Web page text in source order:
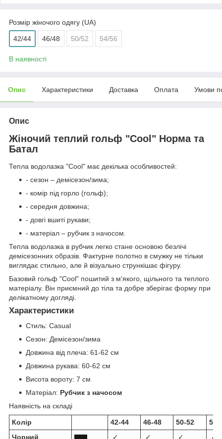
Розмір жіночого одягу (UA)
42/44 46/48 50/52 54/56
В наявності
Опис Характеристики Доставка Оплата Умови
Опис
Жіночий теплий гольф "Cool" Норма та
Батал
Тепла водолазка "Cool" має декілька особливостей:
- сезон – демісезон/зима;
- комір під горло (гольф);
- середня довжина;
- довгі вшиті рукави;
- матеріал – рубчик з начосом.
Тепла водолазка в рубчик легко стане основою безлічі
демісезонних образів. Фактурне полотно в смужку не тільки
виглядає стильно, але й візуально стрункішає фігуру.
Базовий гольф "Cool" пошитий з м'якого, щільного та теплого
матеріалу. Він приємний до тіла та добре зберігає форму при
делікатному догляді.
Характеристики
Стиль: Casual
Сезон: Демісезон/зима
Довжина від плеча: 61-62 см
Довжина рукава: 60-62 см
Висота вороту: 7 см
Матеріал: Рубчик з начосом
Наявність на складі
Колір 42-44 46-48 50-52
54-
Чорний
✓ ✓ ✓ ✓